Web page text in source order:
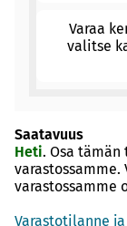
Varaa
valitse
Saatavuus
Heti. Osa
varastossamme
Varastotilanne